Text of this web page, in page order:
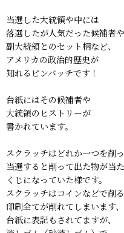
当選した大統領や中には
落選したが人気だった候補者や
副大統領とのセット柄など、
アメリカの政治的歴史が
知れるピンバッチです！
台紙にはその候補者や
大統領のヒストリーが
書かれています。
スクラッチはどれか一つを削
当選すると削って出た物が当
くじになっていた様です。
スクラッチはコインなどで削
印刷全てが削れてしまいます、
台紙に表記もされてますが、